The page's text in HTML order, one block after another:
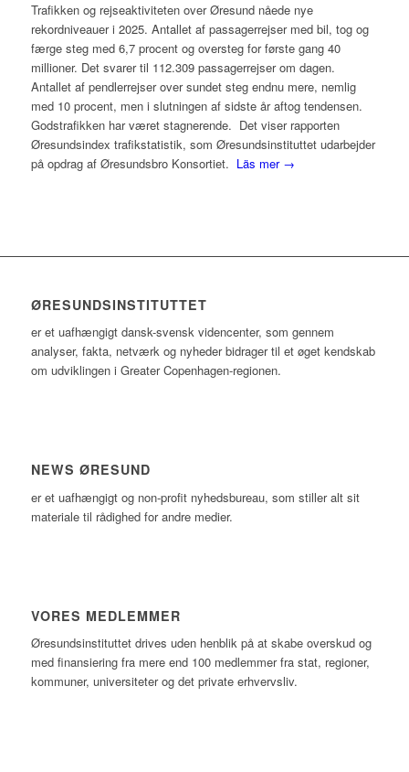
Trafikken og rejseaktiviteten over Øresund nåede nye
rekordniveauer i 2025. Antallet af passagerrejser med bil, tog og
færge steg med 6,7 procent og oversteg for første gang 40
millioner. Det svarer til 112.309 passagerrejser om dagen.
Antallet af pendlerrejser over sundet steg endnu mere, nemlig
med 10 procent, men i slutningen af sidste år aftog tendensen.
Godstrafikken har været stagnerende. Det viser rapporten
Øresundsindex trafikstatistik, som Øresundsinstituttet udarbejder
på opdrag af Øresundsbro Konsortiet. Läs mer →
ØRESUNDSINSTITUTTET
er et uafhængigt dansk-svensk videncenter, som gennem
analyser, fakta, netværk og nyheder bidrager til et øget kendskab
om udviklingen i Greater Copenhagen-regionen.
NEWS ØRESUND
er et uafhængigt og non-profit nyhedsbureau, som stiller alt sit
materiale til rådighed for andre medier.
VORES MEDLEMMER
Øresundsinstituttet drives uden henblik på at skabe overskud og
med finansiering fra mere end 100 medlemmer fra stat, regioner,
kommuner, universiteter og det private erhvervsliv.